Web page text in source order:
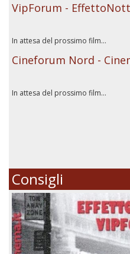
VipForum -
In attesa del prossimo film...
Cineforum Nord -
In attesa del prossimo film...
Consigli